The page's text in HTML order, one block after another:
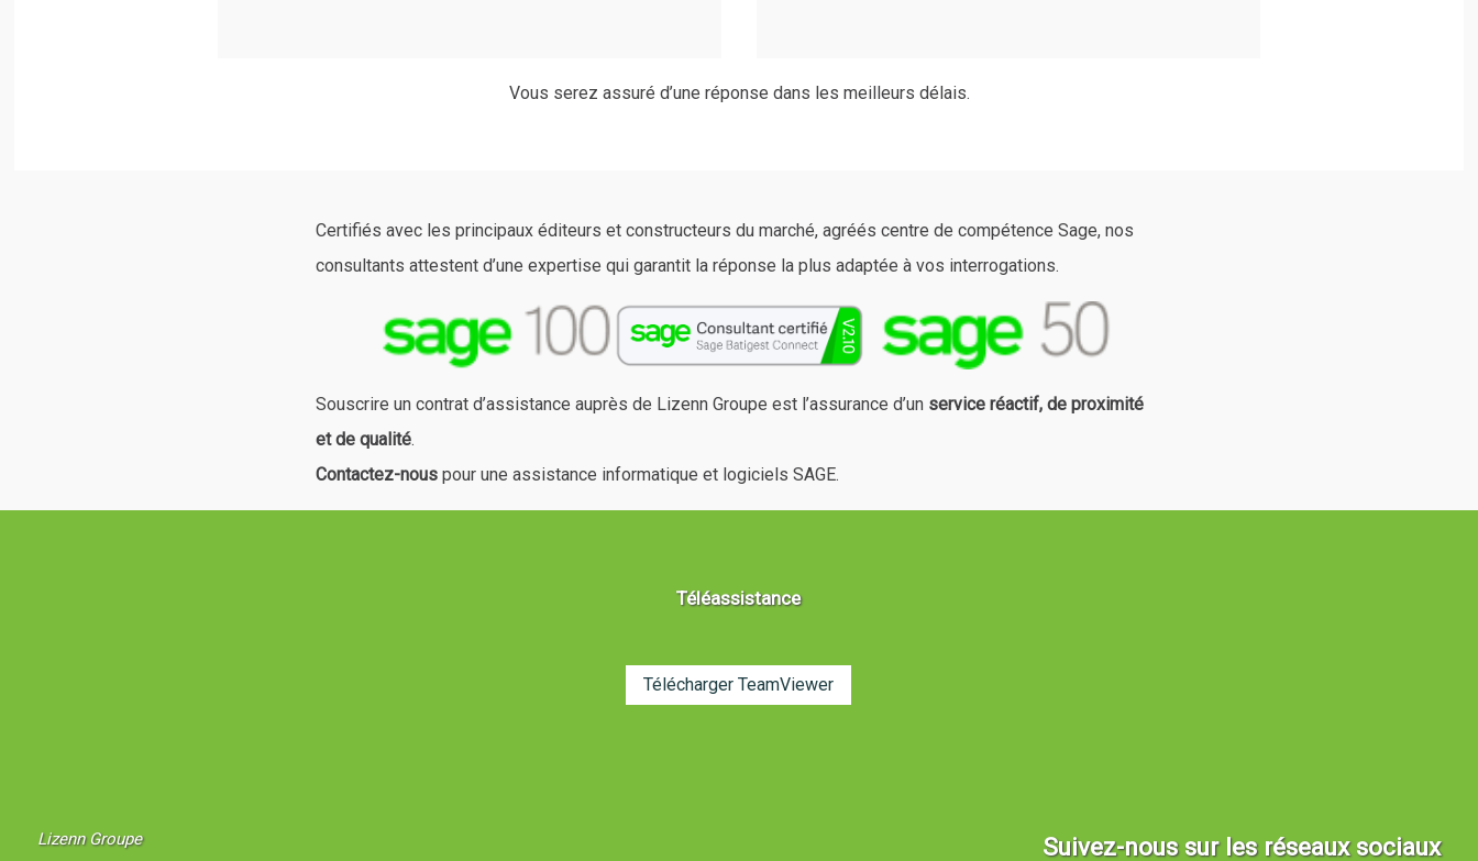
Vous serez assuré d’une réponse dans les meilleurs délais.
Certifiés avec les principaux éditeurs et constructeurs du marché, agréés centre de compétence Sage, nos
consultants attestent d’une expertise qui garantit la réponse la plus adaptée à vos interrogations.
Souscrire un contrat d’assistance auprès de Lizenn Groupe est l’assurance d’un service réactif, de proximité
et de qualité.
Contactez-nous pour une assistance informatique et logiciels SAGE.
Téléassistance
Télécharger TeamViewer
Lizenn Groupe Suivez-nous sur les réseaux sociaux